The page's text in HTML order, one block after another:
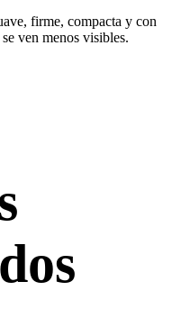
firme, compacta y con
ven menos visibles.